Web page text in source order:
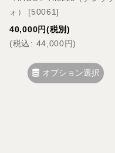
ォ）
[50061]
40,000円(税別)
(税込 : 44,000円)
オプション選択